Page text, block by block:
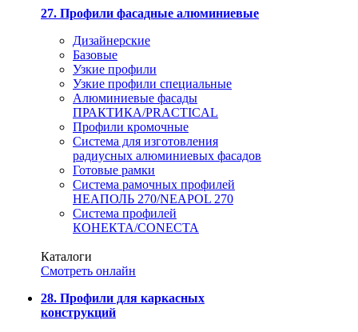
27. Профили фасадные алюминиевые
Дизайнерские
Базовые
Узкие профили
Узкие профили специальные
Алюминиевые фасады
ПРАКТИКА/PRACTICAL
Профили кромочные
Система для изготовления
радиусных алюминиевых фасадов
Готовые рамки
Система рамочных профилей
НЕАПОЛЬ 270/NEAPOL 270
Система профилей
КОНЕКТА/CONECTA
Каталоги
Смотреть онлайн
28. Профили для каркасных
конструкций